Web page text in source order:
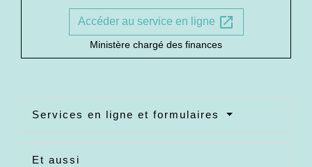
Accéder au service en ligne open_in_new
Ministère chargé des finances
Services en ligne et formulaires
Et aussi